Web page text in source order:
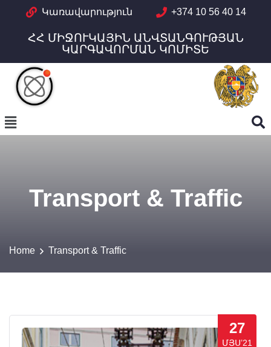
Կառավարություն +374 10 56 40 14
ՀՀ ՄԻՋՈՒԿԱՅԻՆ ԱՆՎՏԱՆԳՈՒԹՅԱՆ
ԿԱՐԳԱՎՈՐՄԱՆ ԿՈՄԻՏԵ
Transport & Traffic
Home Transport & Traffic
27
ՄՅՍ’21